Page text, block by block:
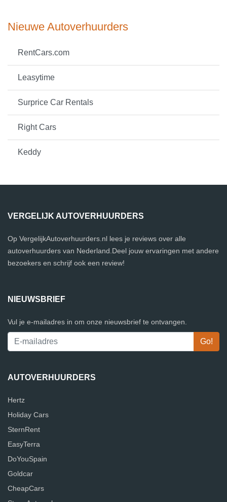
Nieuwe Autoverhuurders
RentCars.com
Leasytime
Surprice Car Rentals
Right Cars
Keddy
VERGELIJK AUTOVERHUURDERS
Op VergelijkAutoverhuurders.nl lees je reviews over alle
autoverhuurders van Nederland.Deel jouw ervaringen met andere
bezoekers en schrijf ook een review!
NIEUWSBRIEF
Vul je e-mailadres in om onze nieuwsbrief te ontvangen.
AUTOVERHUURDERS
Hertz
Holiday Cars
SternRent
EasyTerra
DoYouSpain
Goldcar
CheapCars